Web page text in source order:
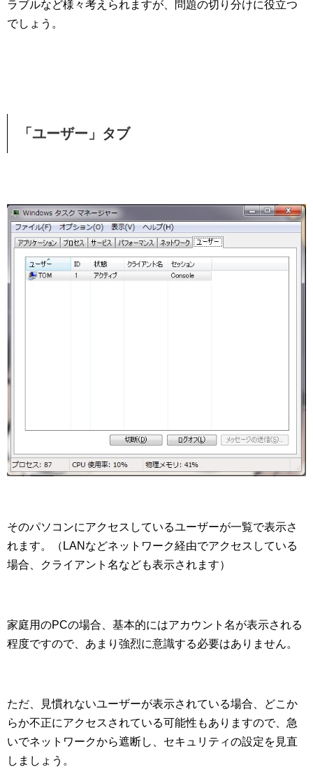
ラブルなど様々考えられますが、問題の切り分けに役立つ
でしょう。
「ユーザー」タブ
そのパソコンにアクセスしているユーザーが一覧で表示さ
れます。（LANなどネットワーク経由でアクセスしている
場合、クライアント名なども表示されます）
家庭用のPCの場合、基本的にはアカウント名が表示される
程度ですので、あまり強烈に意識する必要はありません。
ただ、見慣れないユーザーが表示されている場合、どこか
らか不正にアクセスされている可能性もありますので、急
いでネットワークから遮断し、セキュリティの設定を見直
しましょう。